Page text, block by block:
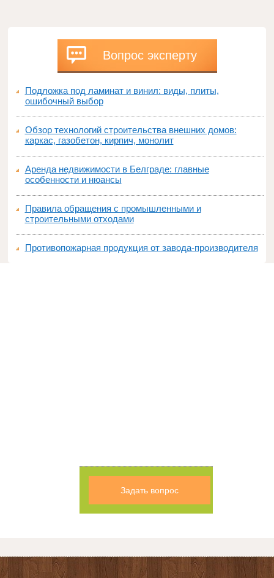
Вопрос эксперту
Подложка под ламинат и винил: виды, плиты,
ошибочный выбор
Обзор технологий строительства внешних домов:
каркас, газобетон, кирпич, монолит
Аренда недвижимости в Белграде: главные
особенности и нюансы
Правила обращения с промышленными и
строительными отходами
Противопожарная продукция от завода-производителя
Задать вопрос